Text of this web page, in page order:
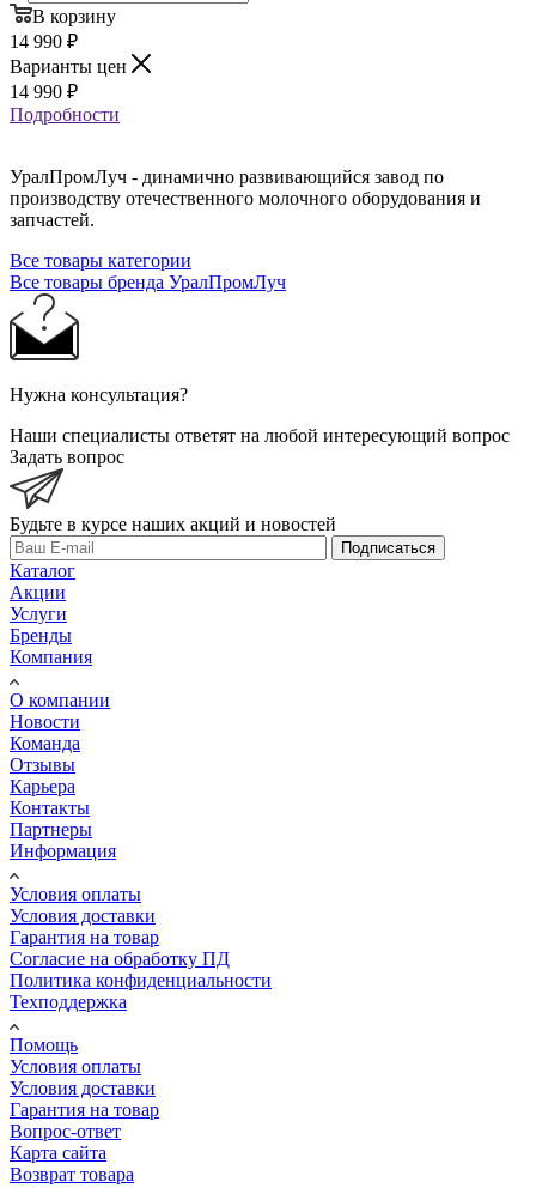
В корзину
14 990 ₽
Варианты цен
14 990 ₽
Подробности
УралПромЛуч - динамично развивающийся завод по
производству отечественного молочного оборудования и
запчастей.
Все товары категории
Все товары бренда УралПромЛуч
Нужна консультация?
Наши специалисты ответят на любой интересующий вопрос
Задать вопрос
Будьте в курсе наших акций и новостей
Подписаться
Каталог
Акции
Услуги
Бренды
Компания
О компании
Новости
Команда
Отзывы
Карьера
Контакты
Партнеры
Информация
Условия оплаты
Условия доставки
Гарантия на товар
Согласие на обработку ПД
Политика конфиденциальности
Техподдержка
Помощь
Условия оплаты
Условия доставки
Гарантия на товар
Вопрос-ответ
Карта сайта
Возврат товара